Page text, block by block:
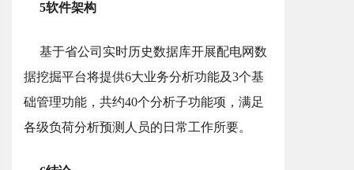
5软件架构
基于省公司实时历史数据库开展配电网数
据挖掘平台将提供6大业务分析功能及3个基
础管理功能，共约40个分析子功能项，满足
各级负荷分析预测人员的日常工作所要。